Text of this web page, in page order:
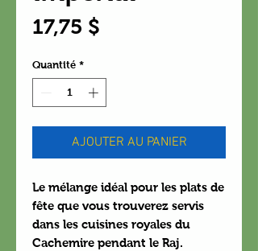
17,75 $
Quantité *
AJOUTER AU PANIER
Le mélange idéal pour les plats de
fête que vous trouverez servis
dans les cuisines royales du
Cachemire pendant le Raj.